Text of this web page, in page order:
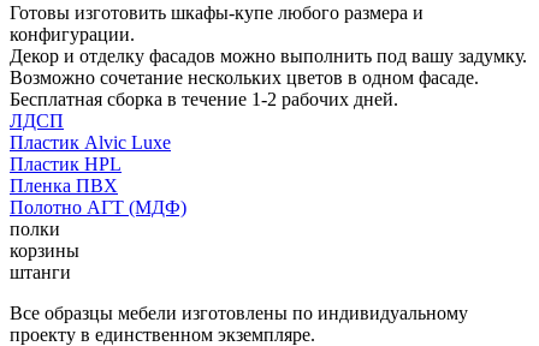
Готовы изготовить шкафы-купе любого размера и
конфигурации.
Декор и отделку фасадов можно выполнить под вашу задумку.
Возможно сочетание нескольких цветов в одном фасаде.
Бесплатная сборка в течение 1-2 рабочих дней.
ЛДСП
Пластик Alvic Luxe
Пластик HPL
Пленка ПВХ
Полотно АГТ (МДФ)
полки
корзины
штанги
Все образцы мебели изготовлены по индивидуальному
проекту в единственном экземпляре.